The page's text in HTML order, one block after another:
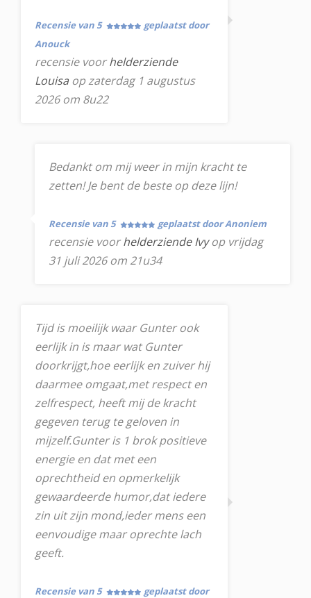
Recensie van 5
geplaatst door
Anouck
recensie voorhelderziende
Louisa op zaterdag 1 augustus
2026 om 8u22
Bedankt om mij weer in mijn kracht te
zetten! Je bent de beste op deze lijn!
Recensie van 5 geplaatst door Anoniem
recensie voorhelderziende Ivyop vrijdag
31 juli 2026 om 21u34
Tijd is moeilijk waar Gunter ook
eerlijk in is maar wat Gunter
doorkrijgt,hoe eerlijk en zuiver hij
daarmee omgaat,met respect en
zelfrespect, heeft mij de kracht
gegeven terug te geloven in
mijzelf.Gunter is 1 brok positieve
energie en dat met een
oprechtheid en opmerkelijk
gewaardeerde humor,dat iedere
zin uit zijn mond,ieder mens een
eenvoudige maar oprechte lach
geeft.
Recensie van 5
geplaatst door